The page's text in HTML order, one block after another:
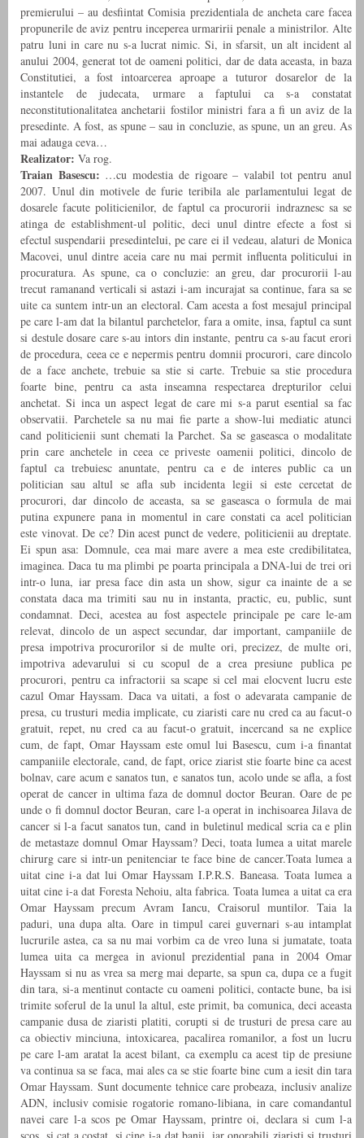
premierului – au desfiintat Comisia prezidentiala de ancheta care facea
propunerile de aviz pentru inceperea urmaririi penale a ministrilor. Alte
patru luni in care nu s-a lucrat nimic. Si, in sfarsit, un alt incident al
anului 2004, generat tot de oameni politici, dar de data aceasta, in baza
Constitutiei, a fost intoarcerea aproape a tuturor dosarelor de la
instantele de judecata, urmare a faptului ca s-a constatat
neconstitutionalitatea anchetarii fostilor ministri fara a fi un aviz de la
presedinte. A fost, as spune – sau in concluzie, as spune, un an greu. As
mai adauga ceva…
Realizator: Va rog.
Traian Basescu: …cu modestia de rigoare – valabil tot pentru anul
2007. Unul din motivele de furie teribila ale parlamentului legat de
dosarele facute politicienilor, de faptul ca procurorii indraznesc sa se
atinga de establishment-ul politic, deci unul dintre efecte a fost si
efectul suspendarii presedintelui, pe care ei il vedeau, alaturi de Monica
Macovei, unul dintre aceia care nu mai permit influenta politicului in
procuratura. As spune, ca o concluzie: an greu, dar procurorii l-au
trecut ramanand verticali si astazi i-am incurajat sa continue, fara sa se
uite ca suntem intr-un an electoral. Cam acesta a fost mesajul principal
pe care l-am dat la bilantul parchetelor, fara a omite, insa, faptul ca sunt
si destule dosare care s-au intors din instante, pentru ca s-au facut erori
de procedura, ceea ce e nepermis pentru domnii procurori, care dincolo
de a face anchete, trebuie sa stie si carte. Trebuie sa stie procedura
foarte bine, pentru ca asta inseamna respectarea drepturilor celui
anchetat. Si inca un aspect legat de care mi s-a parut esential sa fac
observatii. Parchetele sa nu mai fie parte a show-lui mediatic atunci
cand politicienii sunt chemati la Parchet. Sa se gaseasca o modalitate
prin care anchetele in ceea ce priveste oamenii politici, dincolo de
faptul ca trebuiesc anuntate, pentru ca e de interes public ca un
politician sau altul se afla sub incidenta legii si este cercetat de
procurori, dar dincolo de aceasta, sa se gaseasca o formula de mai
putina expunere pana in momentul in care constati ca acel politician
este vinovat. De ce? Din acest punct de vedere, politicienii au dreptate.
Ei spun asa: Domnule, cea mai mare avere a mea este credibilitatea,
imaginea. Daca tu ma plimbi pe poarta principala a DNA-lui de trei ori
intr-o luna, iar presa face din asta un show, sigur ca inainte de a se
constata daca ma trimiti sau nu in instanta, practic, eu, public, sunt
condamnat. Deci, acestea au fost aspectele principale pe care le-am
relevat, dincolo de un aspect secundar, dar important, campaniile de
presa impotriva procurorilor si de multe ori, precizez, de multe ori,
impotriva adevarului si cu scopul de a crea presiune publica pe
procurori, pentru ca infractorii sa scape si cel mai elocvent lucru este
cazul Omar Hayssam. Daca va uitati, a fost o adevarata campanie de
presa, cu trusturi media implicate, cu ziaristi care nu cred ca au facut-o
gratuit, repet, nu cred ca au facut-o gratuit, incercand sa ne explice
cum, de fapt, Omar Hayssam este omul lui Basescu, cum i-a finantat
campaniile electorale, cand, de fapt, orice ziarist stie foarte bine ca acest
bolnav, care acum e sanatos tun, e sanatos tun, acolo unde se afla, a fost
operat de cancer in ultima faza de domnul doctor Beuran. Oare de pe
unde o fi domnul doctor Beuran, care l-a operat in inchisoarea Jilava de
cancer si l-a facut sanatos tun, cand in buletinul medical scria ca e plin
de metastaze domnul Omar Hayssam? Deci, toata lumea a uitat marele
chirurg care si intr-un penitenciar te face bine de cancer.Toata lumea a
uitat cine i-a dat lui Omar Hayssam I.P.R.S. Baneasa. Toata lumea a
uitat cine i-a dat Foresta Nehoiu, alta fabrica. Toata lumea a uitat ca era
Omar Hayssam precum Avram Iancu, Craisorul muntilor. Taia la
paduri, una dupa alta. Oare in timpul carei guvernari s-au intamplat
lucrurile astea, ca sa nu mai vorbim ca de vreo luna si jumatate, toata
lumea uita ca mergea in avionul prezidential pana in 2004 Omar
Hayssam si nu as vrea sa merg mai departe, sa spun ca, dupa ce a fugit
din tara, si-a mentinut contacte cu oameni politici, contacte bune, ba isi
trimite soferul de la unul la altul, este primit, ba comunica, deci aceasta
campanie dusa de ziaristi platiti, corupti si de trusturi de presa care au
ca obiectiv minciuna, intoxicarea, pacalirea romanilor, a fost un lucru
pe care l-am aratat la acest bilant, ca exemplu ca acest tip de presiune
va continua sa se faca, mai ales ca se stie foarte bine cum a iesit din tara
Omar Hayssam. Sunt documente tehnice care probeaza, inclusiv analize
ADN, inclusiv comisie rogatorie romano-libiana, in care comandantul
navei care l-a scos pe Omar Hayssam, printre oi, declara si cum l-a